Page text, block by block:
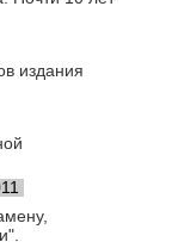
издания